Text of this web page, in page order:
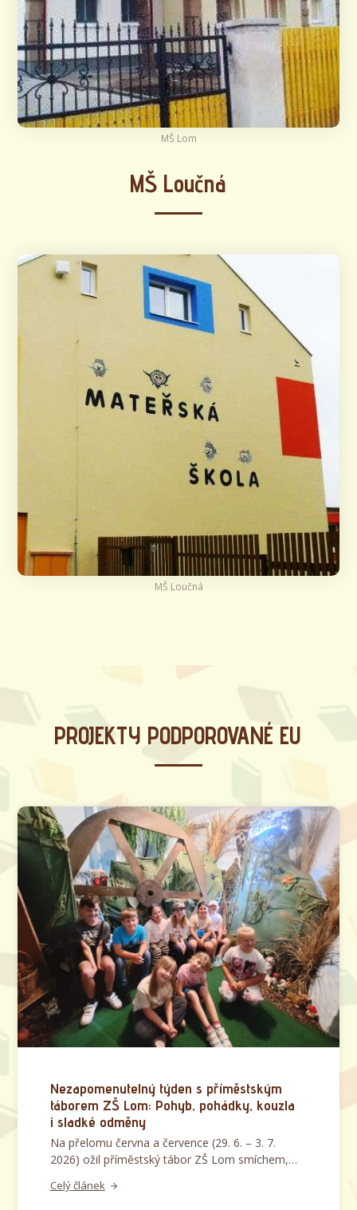
MŠ Lom
MŠ Loučná
MŠ Loučná
PROJEKTY PODPOROVANÉ EU
Nezapomenutelný týden s příměstským
táborem ZŠ Lom: Pohyb, pohádky, kouzla
i sladké odměny
Na přelomu června a července (29. 6. – 3. 7.
2026) ožil příměstský tábor ZŠ Lom smíchem,…
Celý článek